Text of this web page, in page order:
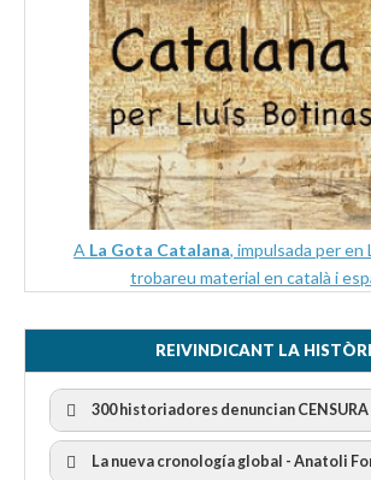
A La Gota Catalana, impulsada per en
trobareu material en català i
REIVINDICANT LA
300 historiadores denuncian CENSURA
La nueva cronología global - Anatoli